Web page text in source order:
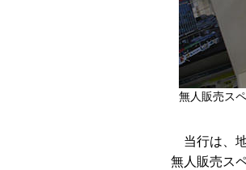
無人販売ス
当行は、
無人販売ス